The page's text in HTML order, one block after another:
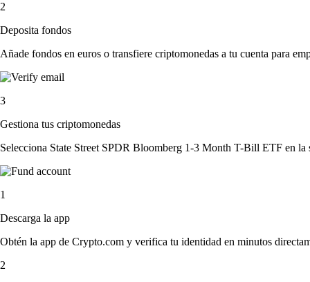
2
Deposita fondos
Añade fondos en euros o transfiere criptomonedas a tu cuenta para
3
Gestiona tus criptomonedas
Selecciona State Street SPDR Bloomberg 1-3 Month T-Bill ETF en la
1
Descarga la app
Obtén la app de Crypto.com y verifica tu identidad en minutos
2